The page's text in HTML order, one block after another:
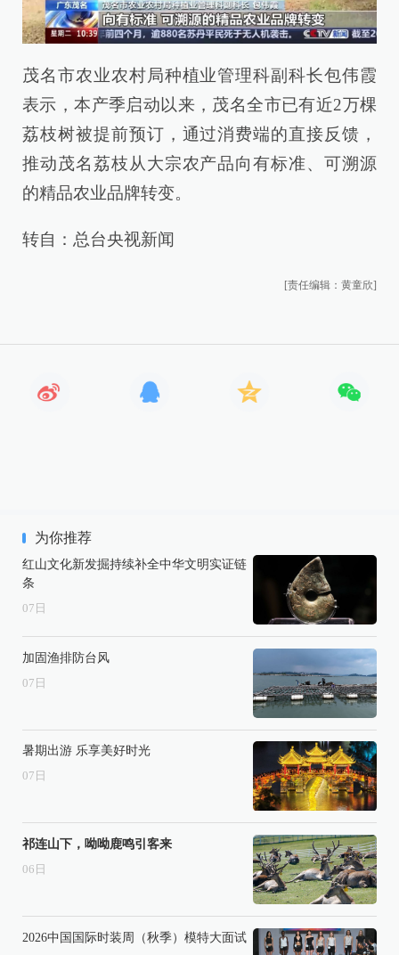
茂名市农业农村局种植业管理科副科长包伟霞
表示，本产季启动以来，茂名全市已有近2万棵
荔枝树被提前预订，通过消费端的直接反馈，
推动茂名荔枝从大宗农产品向有标准、可溯源
的精品农业品牌转变。
转自：总台央视新闻
[责任编辑：黄童欣]
为你推荐
红山文化新发掘持续补全中华文明实证链
条
07 日
加固渔排防台风
07 日
暑期出游 乐享美好时光
07 日
祁连山下，呦呦鹿鸣引客来
06 日
2026中国国际时装周（秋季）模特大面试